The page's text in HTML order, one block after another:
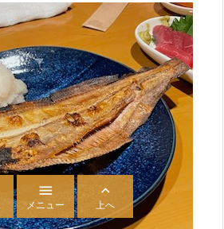

メニュー

上へ